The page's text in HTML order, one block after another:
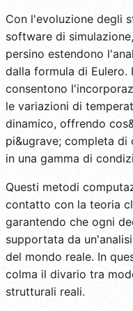
Con l'evoluzione degli
software di
persino estendono
dalla formula di Eulero.
consentono
le variazioni di
dinamico, offrendo
pi&ugrave; completa
in una gamma di
Questi metodi
contatto con la teoria
garantendo che ogni
supportata da
del mondo reale. In
colma il divario tra
strutturali reali.